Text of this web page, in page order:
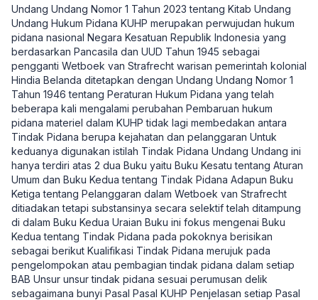
Undang Undang Nomor 1 Tahun 2023 tentang Kitab Undang
Undang Hukum Pidana KUHP merupakan perwujudan hukum
pidana nasional Negara Kesatuan Republik Indonesia yang
berdasarkan Pancasila dan UUD Tahun 1945 sebagai
pengganti Wetboek van Strafrecht warisan pemerintah kolonial
Hindia Belanda ditetapkan dengan Undang Undang Nomor 1
Tahun 1946 tentang Peraturan Hukum Pidana yang telah
beberapa kali mengalami perubahan Pembaruan hukum
pidana materiel dalam KUHP tidak lagi membedakan antara
Tindak Pidana berupa kejahatan dan pelanggaran Untuk
keduanya digunakan istilah Tindak Pidana Undang Undang ini
hanya terdiri atas 2 dua Buku yaitu Buku Kesatu tentang Aturan
Umum dan Buku Kedua tentang Tindak Pidana Adapun Buku
Ketiga tentang Pelanggaran dalam Wetboek van Strafrecht
ditiadakan tetapi substansinya secara selektif telah ditampung
di dalam Buku Kedua Uraian Buku ini fokus mengenai Buku
Kedua tentang Tindak Pidana pada pokoknya berisikan
sebagai berikut Kualifikasi Tindak Pidana merujuk pada
pengelompokan atau pembagian tindak pidana dalam setiap
BAB Unsur unsur tindak pidana sesuai perumusan delik
sebagaimana bunyi Pasal Pasal KUHP Penjelasan setiap Pasal